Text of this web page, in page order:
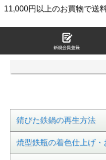
11,000円以上のお買物で送
錆びた鉄鍋の再生方法
焼型鉄瓶の着色仕上げ・